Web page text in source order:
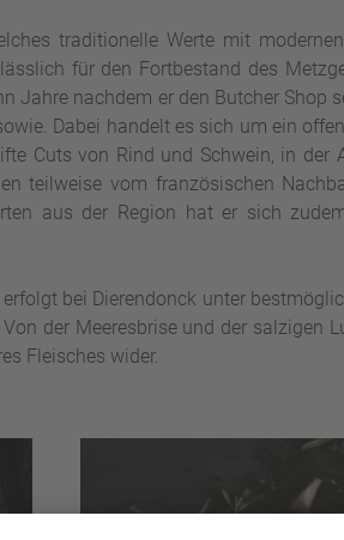
traditionelle Werte mit
für den Fortbestand des
nachdem er den Butcher Shop
Dabei handelt es sich um ein
Cuts von Rind und Schwein, in
teilweise vom französischen
aus der Region hat er sich
bei Dierendonck unter
der Meeresbrise und der salzigen
Fleisches wider.